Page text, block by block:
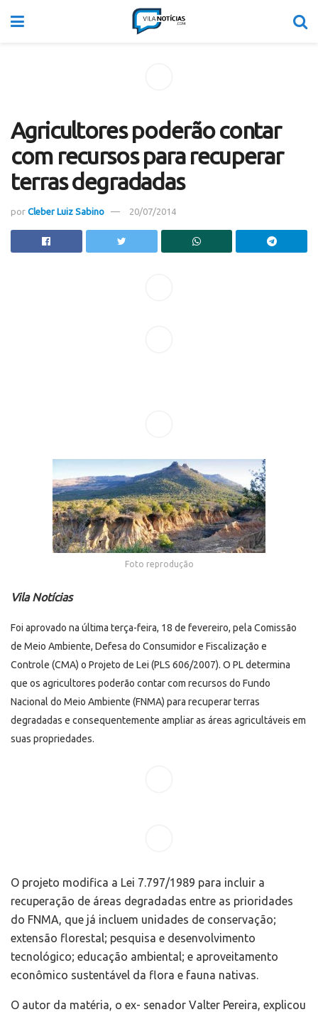
Agricultores poderão contar
com recursos para recuperar
terras degradadas
por Cleber Luiz Sabino 20/07/2014
Foto reprodução
Vila Notícias
Foi aprovado na última terça-feira, 18 de fevereiro, pela Comissão
de Meio Ambiente, Defesa do Consumidor e Fiscalização e
Controle (CMA) o Projeto de Lei (PLS 606/2007). O PL determina
que os agricultores poderão contar com recursos do Fundo
Nacional do Meio Ambiente (FNMA) para recuperar terras
degradadas e consequentemente ampliar as áreas agricultáveis em
suas propriedades.
O projeto modifica a Lei 7.797/1989 para incluir a
recuperação de áreas degradadas entre as prioridades
do FNMA, que já incluem unidades de conservação;
extensão florestal; pesquisa e desenvolvimento
tecnológico; educação ambiental; e aproveitamento
econômico sustentável da flora e fauna nativas.
O autor da matéria, o ex- senador Valter Pereira, explicou